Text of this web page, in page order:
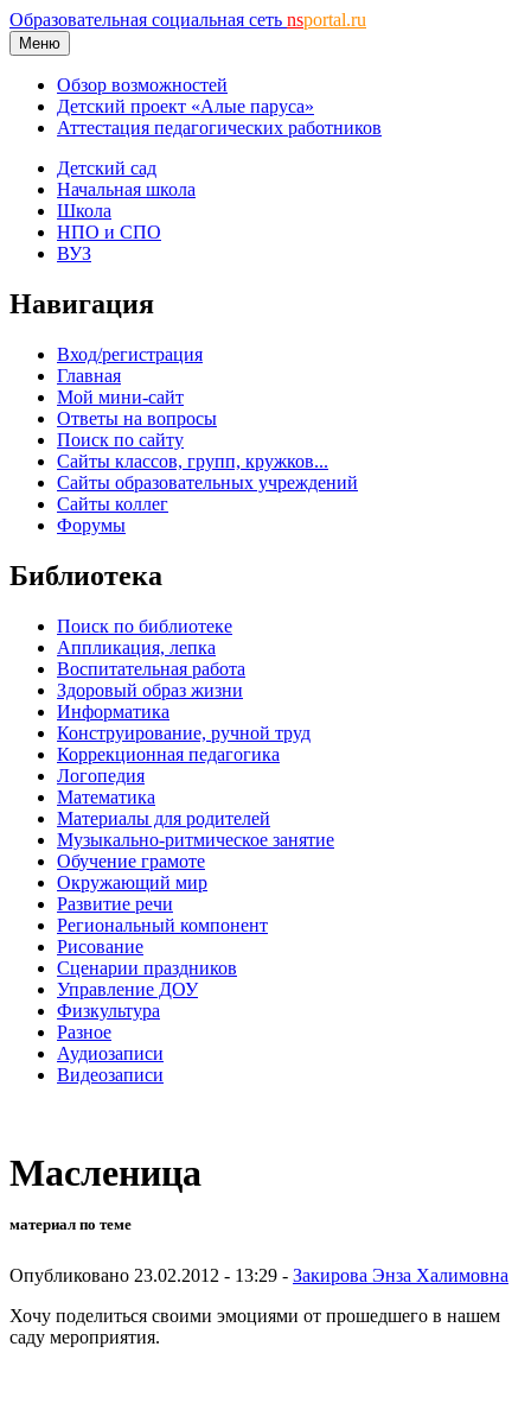
Образовательная социальная сеть nsportal.ru
Меню
Обзор возможностей
Детский проект «Алые паруса»
Аттестация педагогических работников
Детский сад
Начальная школа
Школа
НПО и СПО
ВУЗ
Навигация
Вход/регистрация
Главная
Мой мини-сайт
Ответы на вопросы
Поиск по сайту
Сайты классов, групп, кружков...
Сайты образовательных учреждений
Сайты коллег
Форумы
Библиотека
Поиск по библиотеке
Аппликация, лепка
Воспитательная работа
Здоровый образ жизни
Информатика
Конструирование, ручной труд
Коррекционная педагогика
Логопедия
Математика
Материалы для родителей
Музыкально-ритмическое занятие
Обучение грамоте
Окружающий мир
Развитие речи
Региональный компонент
Рисование
Сценарии праздников
Управление ДОУ
Физкультура
Разное
Аудиозаписи
Видеозаписи
Масленица
материал по теме
Опубликовано 23.02.2012 - 13:29 - Закирова Энза Халимовна
Хочу поделиться своими эмоциями от прошедшего в нашем
саду мероприятия.